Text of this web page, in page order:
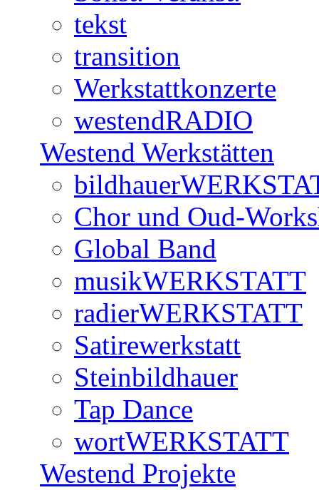
tekst
transition
Werkstattkonzerte
westendRADIO
Westend Werkstätten
Chor und Oud-
Global Band
musikWERKSTATT
radierWERKSTATT
Satirewerkstatt
Steinbildhauer
Tap Dance
wortWERKSTATT
Westend Projekte